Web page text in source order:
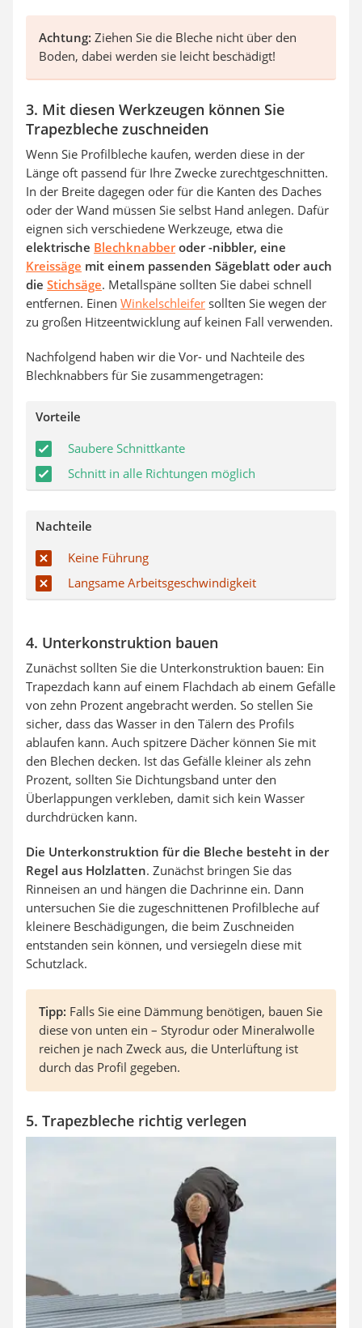
Achtung: Ziehen Sie die Bleche nicht über den
Boden, dabei werden sie leicht beschädigt!
3. Mit diesen Werkzeugen können Sie
Trapezbleche zuschneiden
Wenn Sie Profilbleche kaufen, werden diese in der
Länge oft passend für Ihre Zwecke zurechtgeschnitten.
In der Breite dagegen oder für die Kanten des Daches
oder der Wand müssen Sie selbst Hand anlegen. Dafür
eignen sich verschiedene Werkzeuge, etwa die
elektrische Blechknabberoder -nibbler, eine
Kreissäge mit einem passenden Sägeblatt oder auch
die Stichsäge. Metallspäne sollten Sie dabei schnell
entfernen. Einen Winkelschleifer sollten Sie wegen der
zu großen Hitzeentwicklung auf keinen Fall verwenden.
Nachfolgend haben wir die Vor- und Nachteile des
Blechknabbers für Sie zusammengetragen:
Vorteile
Saubere Schnittkante
Schnitt in alle Richtungen möglich
Nachteile
Keine Führung
Langsame Arbeitsgeschwindigkeit
4. Unterkonstruktion bauen
Zunächst sollten Sie die Unterkonstruktion bauen: Ein
Trapezdach kann auf einem Flachdach ab einem Gefälle
von zehn Prozent angebracht werden. So stellen Sie
sicher, dass das Wasser in den Tälern des Profils
ablaufen kann. Auch spitzere Dächer können Sie mit
den Blechen decken. Ist das Gefälle kleiner als zehn
Prozent, sollten Sie Dichtungsband unter den
Überlappungen verkleben, damit sich kein Wasser
durchdrücken kann.
Die Unterkonstruktion für die Bleche besteht in der
Regel aus Holzlatten. Zunächst bringen Sie das
Rinneisen an und hängen die Dachrinne ein. Dann
untersuchen Sie die zugeschnittenen Profilbleche auf
kleinere Beschädigungen, die beim Zuschneiden
entstanden sein können, und versiegeln diese mit
Schutzlack.
Tipp: Falls Sie eine Dämmung benötigen, bauen Sie
diese von unten ein – Styrodur oder Mineralwolle
reichen je nach Zweck aus, die Unterlüftung ist
durch das Profil gegeben.
5. Trapezbleche richtig verlegen